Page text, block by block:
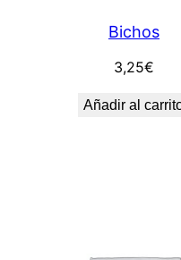
Bichos
3,25€
Añadir al